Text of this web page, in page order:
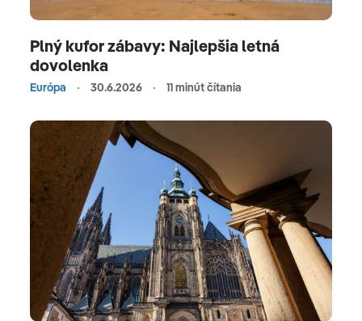
Plný kufor zábavy: Najlepšia letná
dovolenka
Európa 30.6.2026 11 minút čítania